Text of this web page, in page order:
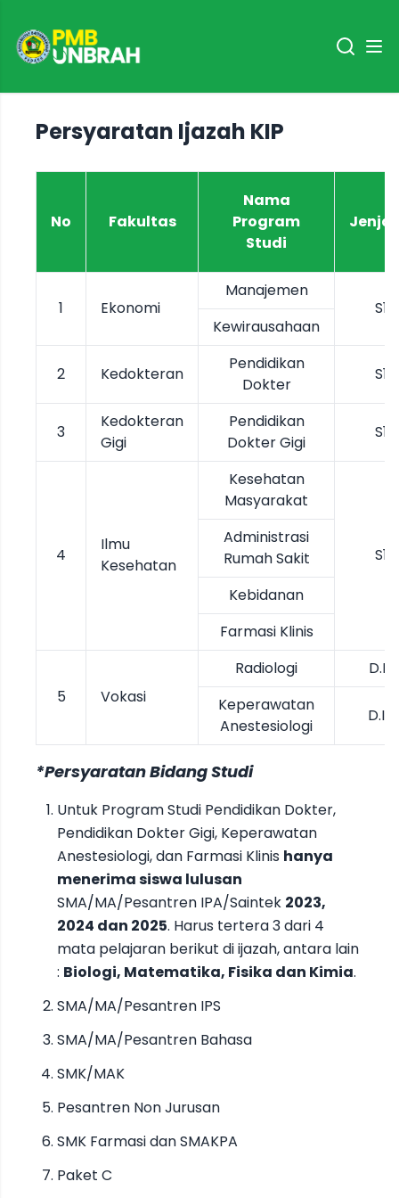
Persyaratan Ijazah KIP
No Fakultas
Nama
Program
Studi
1 Ekonomi
Manajemen
S1
Kewirausahaan
2 Kedokteran
Pendidikan
Dokter
S1
3
Kedokteran
Gigi
Pendidikan
Dokter Gigi
S1
4
Ilmu
Kesehatan
Kesehatan
Masyarakat
S1
Administrasi
Rumah Sakit
Kebidanan
Farmasi Klinis
5 Vokasi
Radiologi
D.III
Keperawatan
Anestesiologi
D.IV
*Persyaratan Bidang Studi
Untuk Program Studi Pendidikan Dokter,
Pendidikan Dokter Gigi, Keperawatan
Anestesiologi, dan Farmasi Klinis hanya
menerima siswa lulusan
SMA/MA/Pesantren IPA/Saintek 2023,
2024 dan 2025. Harus tertera 3 dari 4
mata pelajaran berikut di ijazah, antara lain
: Biologi, Matematika, Fisika dan Kimia.
SMA/MA/Pesantren IPS
SMA/MA/Pesantren Bahasa
SMK/MAK
Pesantren Non Jurusan
SMK Farmasi dan SMAKPA
Paket C